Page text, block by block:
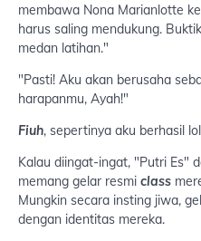
membawa Nona Marianlotte ke
harus saling mendukung.
medan latihan."
"Pasti! Aku akan berusaha
harapanmu, Ayah!"
Fiuh, sepertinya aku berhasil
Kalau diingat-ingat, "Putri Es"
memang gelar resmi class
Mungkin secara insting jiwa,
dengan identitas mereka.